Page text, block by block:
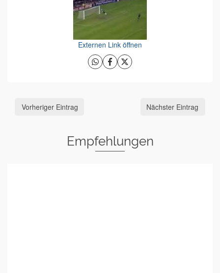
Externen Link öffnen
Vorheriger Eintrag Nächster Eintrag
Empfehlungen